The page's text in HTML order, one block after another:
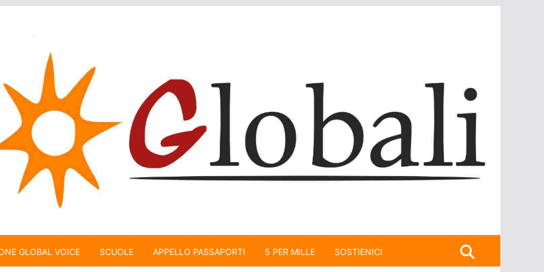
GLOBAL VOICE SCUOLE APPELLO PASSAPORTI 5 PER MILLE SOSTIENICI